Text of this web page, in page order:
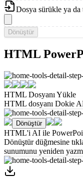
Dosya sürükle ya da
Dönüştür
HTML
HTML Dosyanı Yükle
HTML dosyanı Dokie
Dönüştür
HTML'i AI ile
Dönüştür düğmesine
sunumunu yeniden